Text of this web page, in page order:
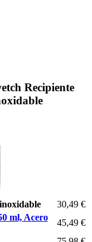
Recipiente
30,49 €
ml, Acero
45,49 €